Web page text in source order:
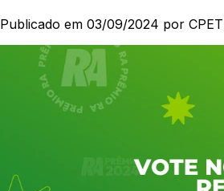
Publicado em 03/09/2024 por CPET